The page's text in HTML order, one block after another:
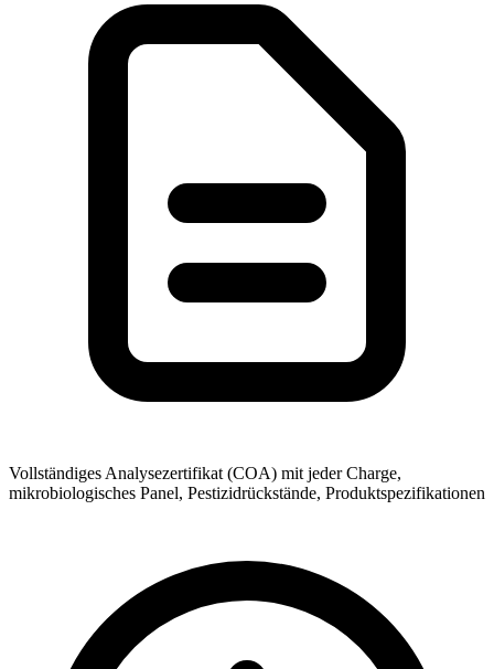
Vollständiges Analysezertifikat (COA) mit jeder Charge,
mikrobiologisches Panel, Pestizidrückstände, Produktspezifikationen